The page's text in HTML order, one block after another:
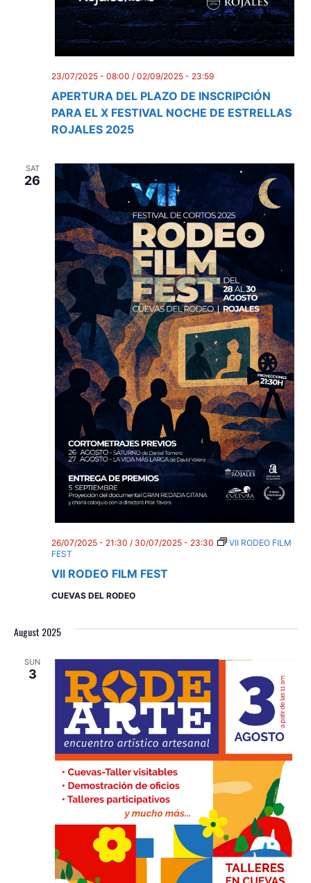
APERTURA DEL PLAZO DE INSCRIPCIÓN
PARA EL X FESTIVAL NOCHE DE ESTRELLAS
ROJALES 2025
23/07/2025 - 08:00 / 02/09/2025 - 23:59
SAT
26
VII RODEO FILM FEST
26/07/2025 - 21:30 / 30/07/2025 - 23:30
VII RODEO FILM
FEST
CUEVAS DEL RODEO
August 2025
SUN
3